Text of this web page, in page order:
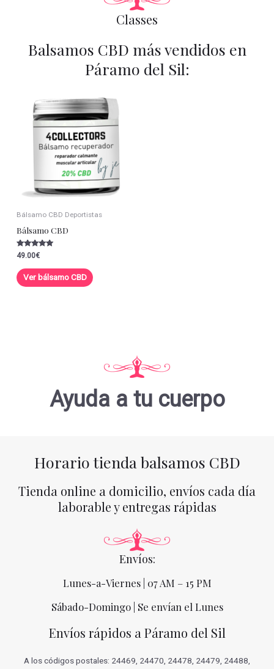
Classes
Balsamos CBD más vendidos en
Páramo del Sil:
Bálsamo CBD Deportistas
Bálsamo CBD
Valorado con
5.00
de 5
49.00€
Ver bálsamo CBD
Ayuda a tu cuerpo
Horario tienda balsamos CBD
Tienda online a domicilio, envíos cada día
laborable y entregas rápidas
Envíos:
Lunes-a-Viernes | 07 AM – 15 PM
Sábado-Domingo | Se envían el Lunes
Envíos rápidos a Páramo del Sil
A los códigos postales: 24469, 24470, 24478, 24479, 24488,